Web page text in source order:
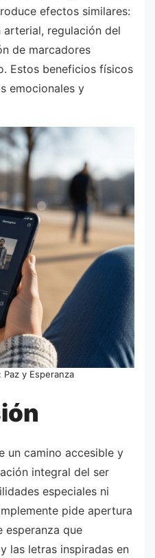
efectos similares:
regulación del
de marcadores
Estos beneficios físicos
emocionales y
Paz y Esperanza
un camino accesible y
integral del ser
especiales ni
pide apertura
esperanza que
las letras inspiradas en